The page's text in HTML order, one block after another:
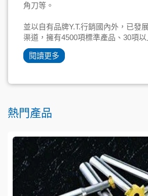
角刀等。
並以自有品牌Y.T.行銷國內外，已發
渠道，擁有4500項標準產品、30項以
閱讀更多
熱門產品